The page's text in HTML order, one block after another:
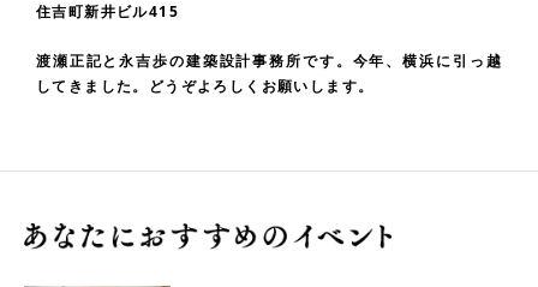
住吉町新井ビル415
渡瀬正記と永吉歩の建築設計事務所です。今年、横浜に引っ越
してきました。どうぞよろしくお願いします。